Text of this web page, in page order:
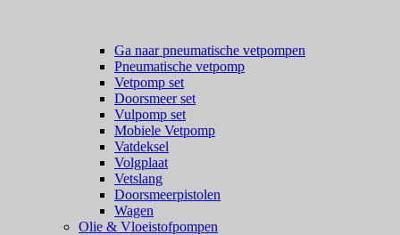
Ga naar pneumatische vetpompen
Pneumatische vetpomp
Vetpomp set
Doorsmeer set
Vulpomp set
Mobiele Vetpomp
Vatdeksel
Volgplaat
Vetslang
Doorsmeerpistolen
Wagen
Olie & Vloeistofpompen